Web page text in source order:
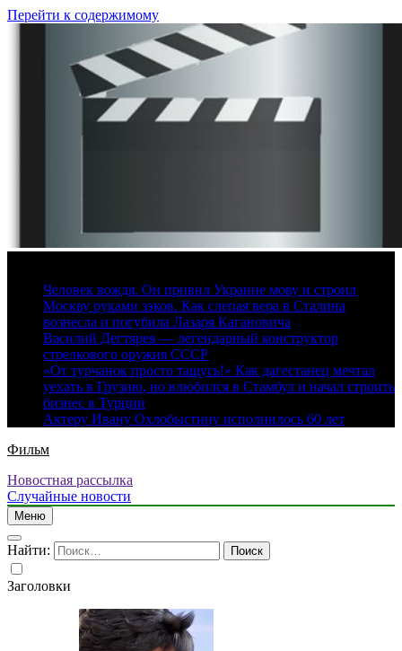
Перейти к содержимому
Человек вождя. Он привил Украине мову и строил
Москву руками зэков. Как слепая вера в Сталина
вознесла и погубила Лазаря Кагановича
Василий Дегтярев — легендарный конструктор
стрелкового оружия СССР
«От турчанок просто тащусь!» Как дагестанец мечтал
уехать в Грузию, но влюбился в Стамбул и начал строить
бизнес в Турции
Актеру Ивану Охлобыстину исполнилось 60 лет
Фильм
Новостная рассылка
Случайные новости
Меню
Найти:
Заголовки